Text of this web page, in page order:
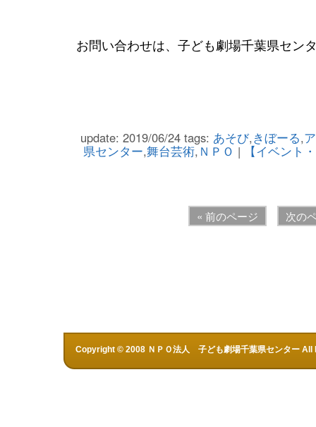
お問い合わせは、子ども劇場千葉県セ
update: 2019/06/24 tags: あそび,きぼーる,
県センター,舞台芸術, ＮＰＯ | 【イベント
« 前のページ 次の
Copyright © 2008 ＮＰＯ法人 子ども劇場千葉県センター